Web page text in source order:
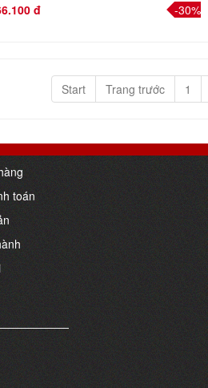
đ -30%
Start Trang trước 1
toán